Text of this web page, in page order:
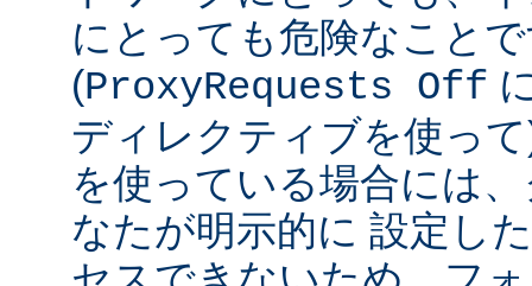
にとっても危険なこと
(ProxyRequests Off
ディレクティブを使っ
を使っている場合には
なたが明示的に 設定し